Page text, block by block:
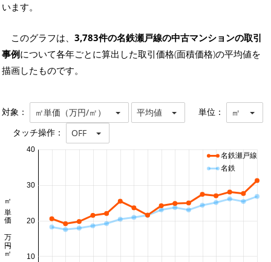
います。
このグラフは、 3,783件の名鉄瀬戸線の中古マンションの取引
事例について各年ごとに算出した取引価格(面積価格)の平均値を
描画したものです。
対象： ㎡単価（万円/㎡） 平均値 単位： ㎡
タッチ操作： OFF
10
20
30
40
㎡単価 万円/㎡
名鉄瀬戸線
名鉄